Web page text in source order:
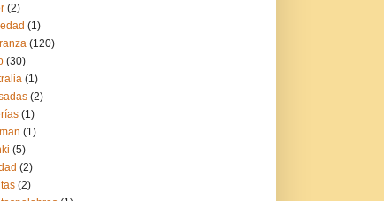
(2)
(1)
(120)
(30)
(1)
(2)
(1)
(1)
(5)
(2)
(2)